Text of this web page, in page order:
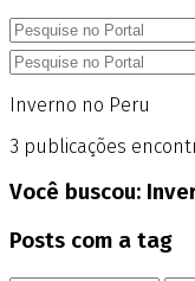
Inverno no Peru
3 publicações
Você buscou:
Posts com a tag